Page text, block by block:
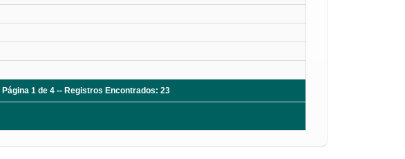
Página 1 de 4 -- Registros Encontrados: 23